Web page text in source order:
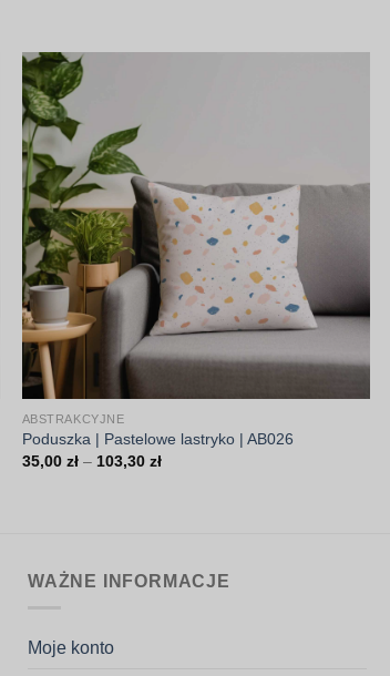
ABSTRAKCYJNE
Poduszka | Pastelowe lastryko | AB026
35,00 zł – 103,30 złZakres
WAŻNE INFORMACJE
Moje konto